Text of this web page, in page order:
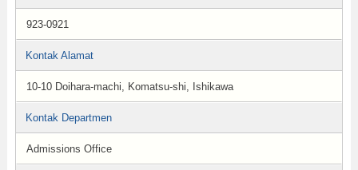
923-0921
Kontak Alamat
10-10 Doihara-machi, Komatsu-shi, Ishikawa
Kontak Departmen
Admissions Office